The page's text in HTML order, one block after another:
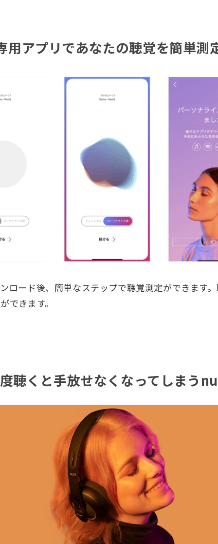
用アプリであなたの聴覚を簡単測
ロード後、簡単なステップで聴覚測定ができます
できます。
聴くと手放せなくなってしまう